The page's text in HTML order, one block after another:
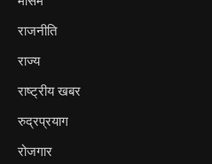
राजनीति
राज्य
राष्ट्रीय खबर
रुद्रप्रयाग
रोजगार